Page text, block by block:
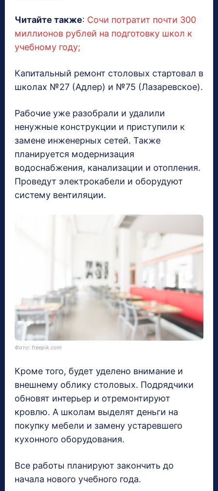
Читайте также: Сочи потратит почти 300
миллионов рублей на подготовку школ к
учебному году;
Капитальный ремонт столовых стартовал в
школах №27 (Адлер) и №75 (Лазаревское).
Рабочие уже разобрали и удалили
ненужные конструкции и приступили к
замене инженерных сетей. Также
планируется модернизация
водоснабжения, канализации и отопления.
Проведут электрокабели и оборудуют
систему вентиляции.
Фото: freepik.com
Кроме того, будет уделено внимание и
внешнему облику столовых. Подрядчики
обновят интерьер и отремонтируют
кровлю. А школам выделят деньги на
покупку мебели и замену устаревшего
кухонного оборудования.
Все работы планируют закончить до
начала нового учебного года.